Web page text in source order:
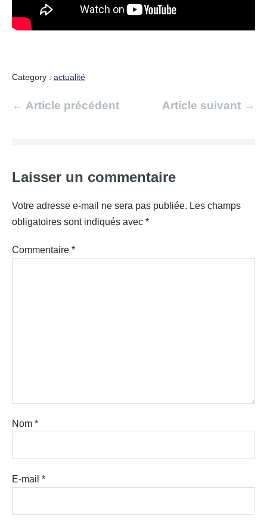
Category : actualité
Navigation
← Article précédent Article suivant →
Laisser un commentaire
Votre adresse e-mail ne sera pas publiée. Les champs
obligatoires sont indiqués avec *
Commentaire *
Nom *
E-mail *